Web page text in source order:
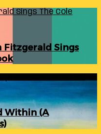
Sings The Cole
Fitzgerald Sings
Within (A